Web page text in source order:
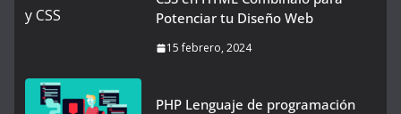
Potenciar tu Diseño Web
15 febrero, 2024
PHP Lenguaje de programación